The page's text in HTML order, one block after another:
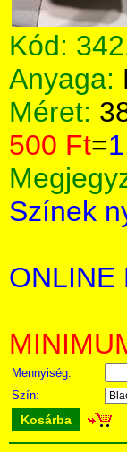
Kód:
Anyaga:
Méret:
500 Ft=
Színek
ONLINE
Mennyiség:
Szín:
Kosárba